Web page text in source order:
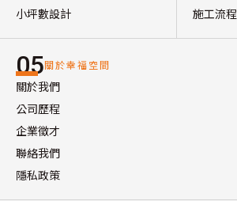
小坪數設計
施工流程
05關於幸福空間
關於我們
公司歷程
企業徵才
聯絡我們
隱私政策